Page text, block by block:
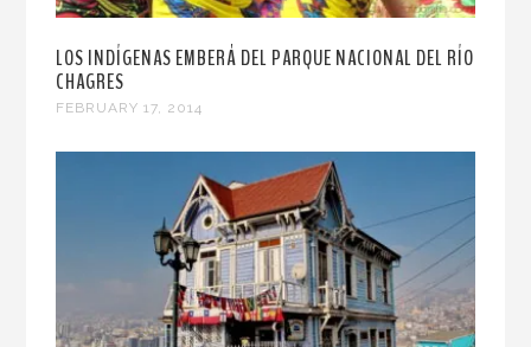
LOS INDÍGENAS EMBERÁ DEL PARQUE NACIONAL DEL RÍO
CHAGRES
FEBRUARY 17, 2014